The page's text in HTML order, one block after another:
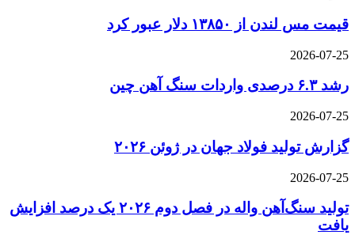
قیمت مس لندن از ۱۳۸۵۰ دلار عبور کرد
2026-07-25
رشد ۶.۳ درصدی واردات سنگ آهن چین
2026-07-25
گزارش تولید فولاد جهان در ژوئن ۲۰۲۶
2026-07-25
تولید سنگ‌آهن واله در فصل دوم ۲۰۲۶ یک درصد افزایش
یافت